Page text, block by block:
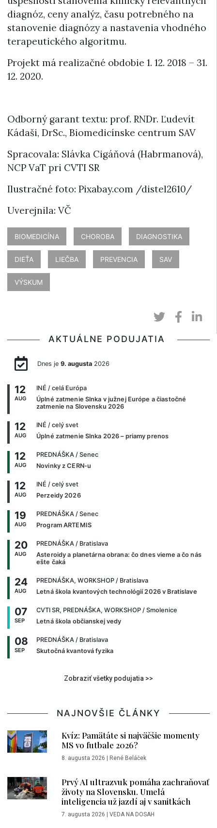
diagnóz, ceny analýz, času potrebného na
stanovenie diagnózy a nastavenia vhodného
terapeutického algoritmu.
Projekt má realizačné obdobie 1. 12. 2018 – 31.
12. 2020.
Odborný garant textu: prof. RNDr. Ľudevít
Kádaši, DrSc., Biomedicínske centrum SAV
Spracovala: Slávka Cigáňová (Habrmanová),
NCP VaT pri CVTI SR
Ilustračné foto: Pixabay.com /distel2610/
Uverejnila: VČ
BIOMEDICÍNA CHOROBA DIAGNOSTIKA
DIEŤA LIEČBA PREVENCIA SAV
VÝSKUM
AKTUÁLNE PODUJATIA
Dnes je 9. augusta2026
12
AUG
INÉ / celá Európa
Úplné zatmenie Slnka v južnej Európe a čiastočné
zatmenie na Slovensku 2026
12
AUG
INÉ / celý svet
Úplné zatmenie Slnka 2026 – priamy prenos
12
AUG
PREDNÁŠKA / Senec
Novinky z CERN-u
12
AUG
INÉ / celý svet
Perzeidy 2026
19
AUG
PREDNÁŠKA / Senec
Program ARTEMIS
20
AUG
PREDNÁŠKA / Bratislava
Asteroidy a planetárna obrana: čo dnes vieme a čo nás
ešte čaká
24
AUG
PREDNÁŠKA, WORKSHOP / Bratislava
Letná škola kvantových technológií 2026 v Bratislave
07
SEP
CVTI SR, PREDNÁŠKA, WORKSHOP / Smolenice
Letná škola občianskej vedy
08
SEP
PREDNÁŠKA / Bratislava
Skutočná kvantová fyzika
Zobraziť všetky podujatia >>
NAJNOVŠIE ČLÁNKY
Kvíz: Pamätáte si najväčšie momenty
MS vo futbale 2026?
8. augusta 2026 | René Beláček
Prvý AI ultrazvuk pomáha zachraňovať
životy na Slovensku. Umelá
inteligencia už jazdí aj v sanitkách
7. augusta 2026 | VEDA NA DOSAH